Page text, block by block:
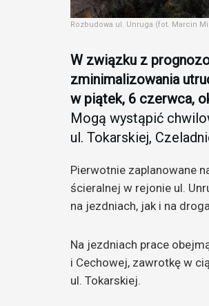
Rozbudowa ul. Unruga (fot. Marcin
W związku z
zminimalizowania
w piątek, 6 czerwca,
Mogą wystąpić
ul. Tokarskiej,
Pierwotnie zaplanowane
ścieralnej w rejonie ul.
na jezdniach, jak i na
Na jezdniach prace
i Cechowej, zawrotkę w
ul. Tokarskiej.